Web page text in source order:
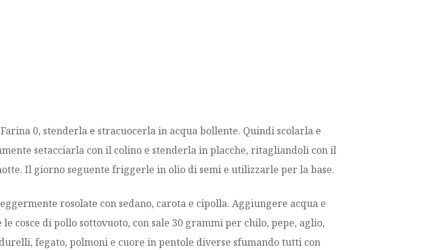
0, stenderla e stracuocerla in acqua bollente. Quindi scolarla e
setacciarla con il colino e stenderla in placche, ritagliandoli con il
Il giorno seguente friggerle in olio di semi e utilizzarle per la base.
rosolate con sedano, carota e cipolla. Aggiungere acqua e
cosce di pollo sottovuoto, con sale 30 grammi per chilo, pepe, aglio,
fegato, polmoni e cuore in pentole diverse sfumando tutti con